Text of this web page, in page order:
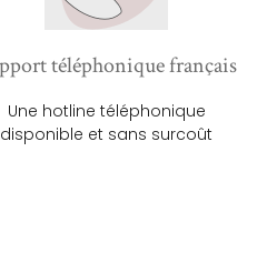
téléphonique français
Une hotline téléphonique
disponible et sans surcoût